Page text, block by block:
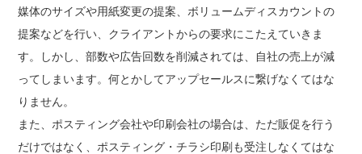
媒体のサイズや用紙変更の提案、ボリュームディスカウントの
提案などを行い、クライアントからの要求にこたえていきま
す。しかし、部数や広告回数を削減されては、自社の売上が減
ってしまいます。何とかしてアップセールスに繋げなくてはな
りません。
また、ポスティング会社や印刷会社の場合は、ただ販促を行う
だけではなく、ポスティング・チラシ印刷も受注しなくてはな